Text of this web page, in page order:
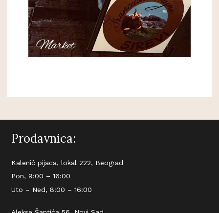
Prodavnica:
Kalenić pijaca, lokal 222, Beograd
Pon, 9:00 – 16:00
Uto – Ned, 8:00 – 16:00